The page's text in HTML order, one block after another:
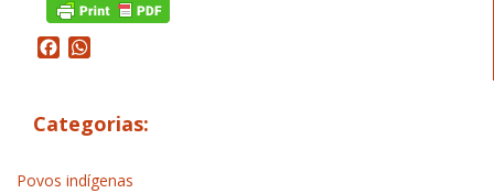
Facebook
Categorias:
Povos indígenas